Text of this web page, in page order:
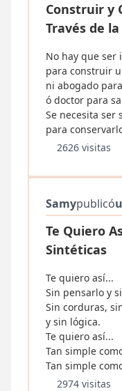
Construir y
Través de
No hay que ser
para construir
ni abogado
ó doctor para
Se necesita ser
para
2626 visitas
Samypublicó
Te Quiero
Sintéticas
Te quiero así...
Sin pensarlo y
Sin corduras,
y sin lógica.
Te quiero así...
Tan simple
Tan simple
2974 visitas